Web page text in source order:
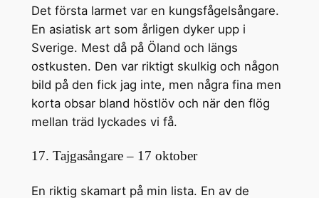
Det första larmet var en kungsfågelsångare.
En asiatisk art som årligen dyker upp i
Sverige. Mest då på Öland och längs
ostkusten. Den var riktigt skulkig och någon
bild på den fick jag inte, men några fina men
korta obsar bland höstlöv och när den flög
mellan träd lyckades vi få.
17. Tajgasångare – 17 oktober
En riktig skamart på min lista. En av de